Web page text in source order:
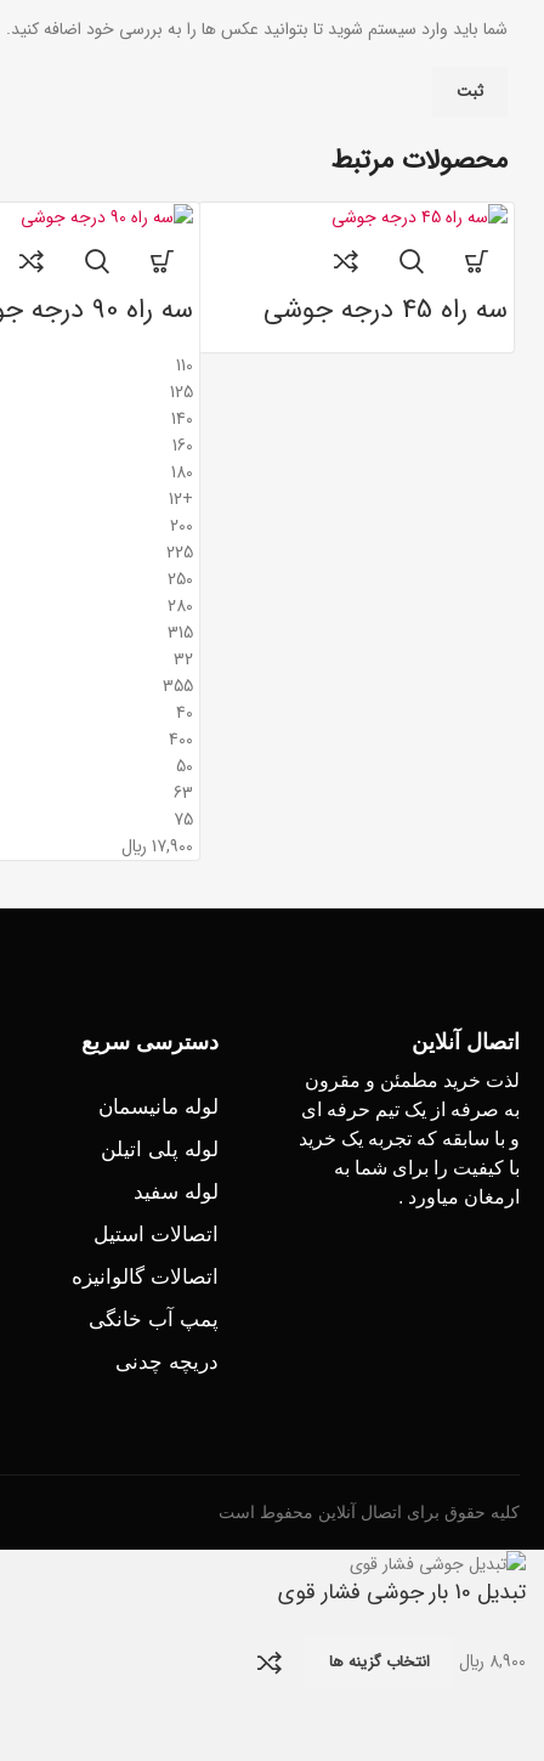
شما باید وارد سیستم شوید تا بتوانید عکس ها را به بررسی خود اضافه کنید.
محصولات مرتبط
سه راه 45 درجه جوشی سه راه 90 درجه جوشی
110
125
140
160
180
+12
200
225
250
280
315
32
355
40
400
50
63
75
17,900 ﷼
اتصال آنلاین
لذت خرید مطمئن و مقرون
به صرفه از یک تیم حرفه ای
و با سابقه که تجربه یک خرید
با کیفیت را برای شما به
ارمغان میاورد .
دسترسی سریع
لوله مانیسمان
لوله پلی اتیلن
لوله سفید
اتصالات استیل
اتصالات گالوانیزه
پمپ آب خانگی
دریچه چدنی
کلیه حقوق برای اتصال آنلاین محفوط است
تبدیل 10 بار جوشی فشار قوی
8,900 ﷼ انتخاب گزینه ها